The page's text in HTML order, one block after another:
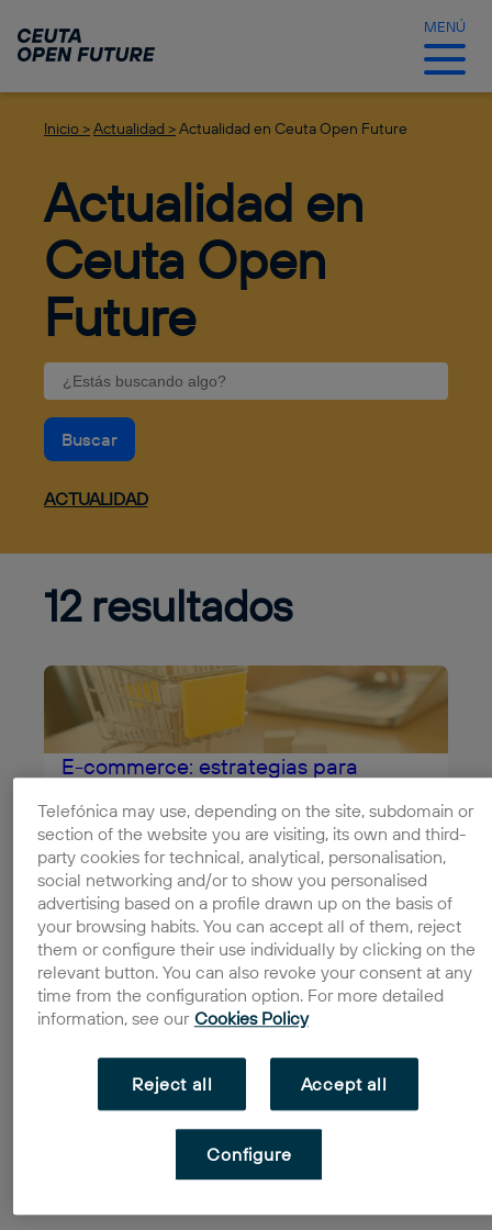
contenido
principal
MENÚ
Inicio >Actualidad >Actualidad en Ceuta Open Future
Actualidad en
Ceuta Open
Future
Buscar
ACTUALIDAD
12 resultados
E-commerce: estrategias para
Crear tu propia tienda en internet para vender
online es una opción cada vez más elegida por
quien ...
Leer completo
Protección de la propiedad
intelectual, de los derechos de autor
y de la propiedad industrial
valor en toda empresa. Especialmente hoy en
Leer completo
Telefónica may use, depending on the site, subdomain or
section of the website you are visiting, its own and third-
party cookies for technical, analytical, personalisation,
social networking and/or to show you personalised
advertising based on a profile drawn up on the basis of
your browsing habits. You can accept all of them, reject
them or configure their use individually by clicking on the
relevant button. You can also revoke your consent at any
time from the configuration option. For more detailed
information, see our Cookies Policy
Reject all Accept all
Configure